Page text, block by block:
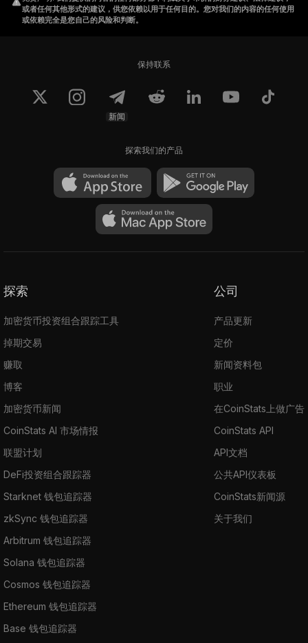
或者任何其他形式的建议，供您依赖以用于任何目的。您对我们的内容的任何使用
或依赖完全是您自己的风险和判断。
保持联系
新闻
探索我们的产品
探索
加密货币投资组合跟踪工具
掉期交易
赚取
博客
加密货币新闻
CoinStats AI 市场情报
联盟计划
DeFi投资组合跟踪器
Starknet 钱包追踪器
zkSync 钱包追踪器
Arbitrum 钱包追踪器
Solana 钱包追踪器
Cosmos 钱包追踪器
Ethereum 钱包追踪器
Base 钱包追踪器
公司
产品更新
定价
新闻资料包
职业
在CoinStats上做广告
CoinStats API
API文档
公共API仪表板
CoinStats新闻源
关于我们